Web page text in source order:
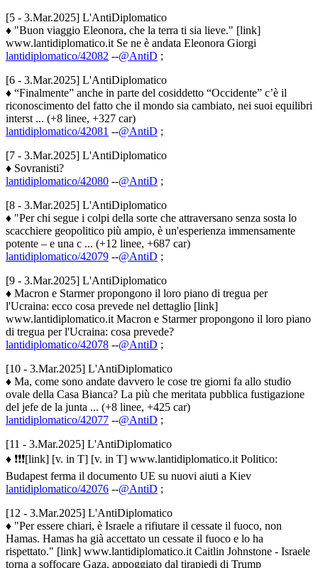
[5 - 3.Mar.2025] L'AntiDiplomatico
♦ "Buon viaggio Eleonora, che la terra ti sia lieve." [link]
www.lantidiplomatico.it Se ne è andata Eleonora Giorgi
lantidiplomatico/42082 --@AntiD ;
[6 - 3.Mar.2025] L'AntiDiplomatico
♦ “Finalmente” anche in parte del cosiddetto “Occidente” c’è il
riconoscimento del fatto che il mondo sia cambiato, nei suoi equilibri
interst ... (+8 linee, +327 car)
lantidiplomatico/42081 --@AntiD ;
[7 - 3.Mar.2025] L'AntiDiplomatico
♦ Sovranisti?
lantidiplomatico/42080 --@AntiD ;
[8 - 3.Mar.2025] L'AntiDiplomatico
♦ "Per chi segue i colpi della sorte che attraversano senza sosta lo
scacchiere geopolitico più ampio, è un'esperienza immensamente
potente – e una c ... (+12 linee, +687 car)
lantidiplomatico/42079 --@AntiD ;
[9 - 3.Mar.2025] L'AntiDiplomatico
♦ Macron e Starmer propongono il loro piano di tregua per
l'Ucraina: ecco cosa prevede nel dettaglio [link]
www.lantidiplomatico.it Macron e Starmer propongono il loro piano
di tregua per l'Ucraina: cosa prevede?
lantidiplomatico/42078 --@AntiD ;
[10 - 3.Mar.2025] L'AntiDiplomatico
♦ Ma, come sono andate davvero le cose tre giorni fa allo studio
ovale della Casa Bianca? La più che meritata pubblica fustigazione
del jefe de la junta ... (+8 linee, +425 car)
lantidiplomatico/42077 --@AntiD ;
[11 - 3.Mar.2025] L'AntiDiplomatico
♦ ❗️❗️❗️[link] [v. in T] [v. in T] www.lantidiplomatico.it Politico:
Budapest ferma il documento UE su nuovi aiuti a Kiev
lantidiplomatico/42076 --@AntiD ;
[12 - 3.Mar.2025] L'AntiDiplomatico
♦ "Per essere chiari, è Israele a rifiutare il cessate il fuoco, non
Hamas. Hamas ha già accettato un cessate il fuoco e lo ha
rispettato." [link] www.lantidiplomatico.it Caitlin Johnstone - Israele
torna a soffocare Gaza, appoggiato dal tirapiedi di Trump